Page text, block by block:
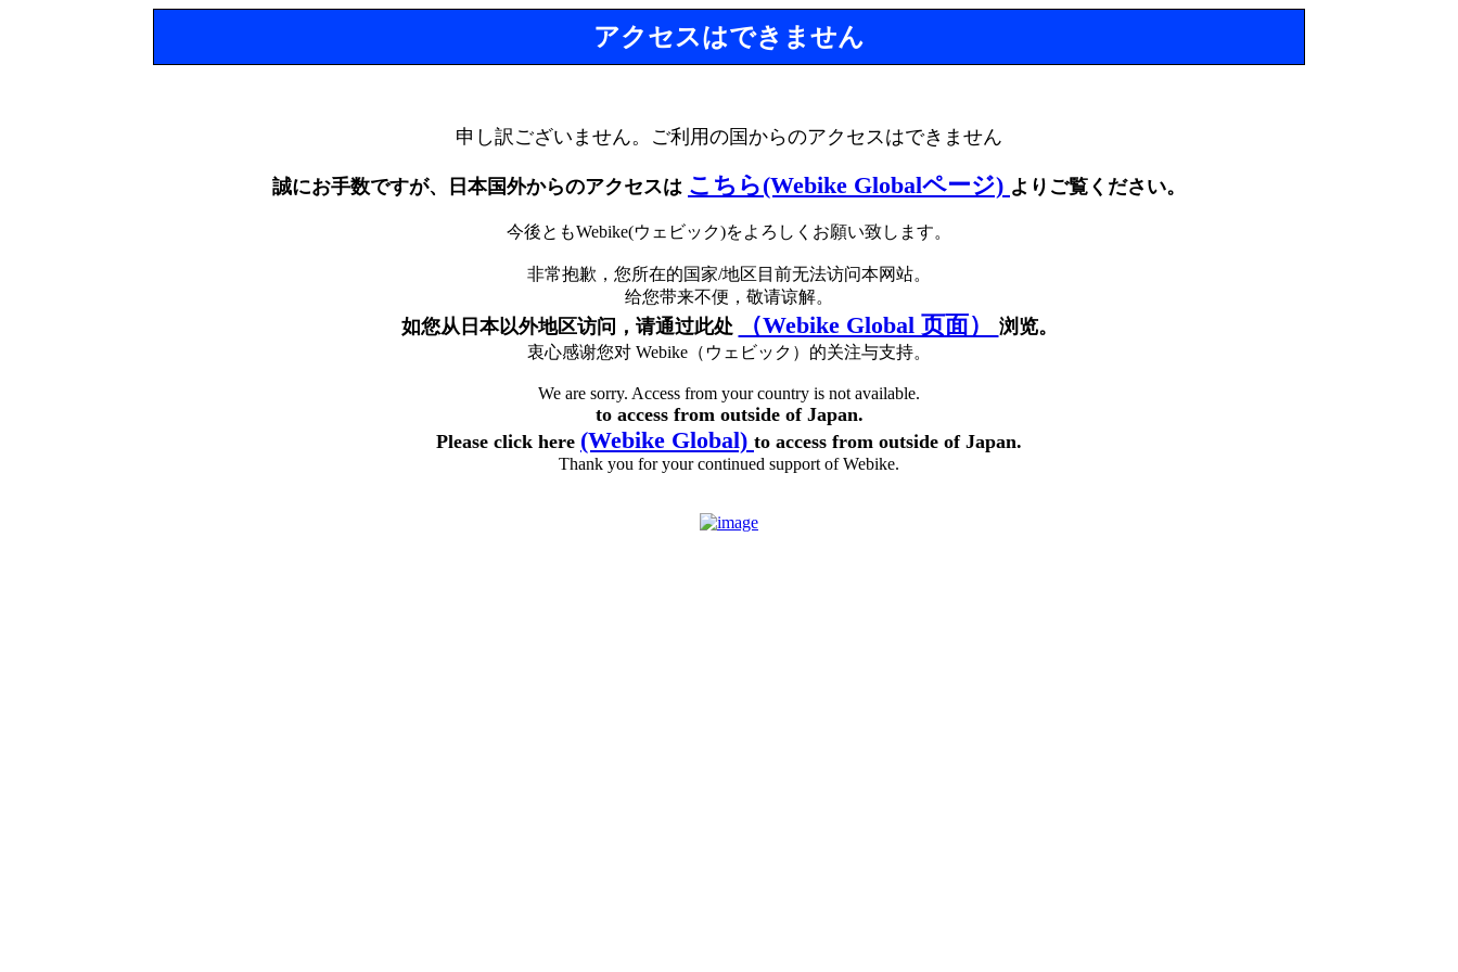
アクセスはできません
申し訳ございません。ご利用の国からのアクセスはできません
誠にお手数ですが、日本国外からのアクセスは こちら(Webike Globalページ) よりご覧ください。
今後ともWebike(ウェビック)をよろしくお願い致します。
非常抱歉，您所在的国家/地区目前无法访问本网站。
给您带来不便，敬请谅解。
如您从日本以外地区访问，请通过此处 （Webike Global 页面） 浏览。
衷心感谢您对 Webike（ウェビック）的关注与支持。
We are sorry. Access from your country is not available.
to access from outside of Japan.
Please click here (Webike Global) to access from outside of Japan.
Thank you for your continued support of Webike.